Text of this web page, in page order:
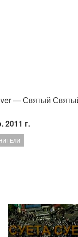
— Святый
2011 г.